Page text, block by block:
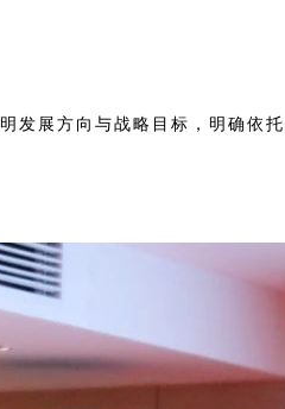
展方向与战略目标，明确依